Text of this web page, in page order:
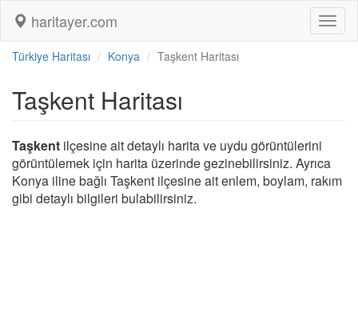
haritayer.com
Türkiye Haritası Konya Taşkent Haritası
Taşkent Haritası
Taşkent ilçesine ait detaylı harita ve uydu görüntülerini
görüntülemek için harita üzerinde gezinebilirsiniz. Ayrıca
Konya iline bağlı Taşkent ilçesine ait enlem, boylam, rakım
gibi detaylı bilgileri bulabilirsiniz.